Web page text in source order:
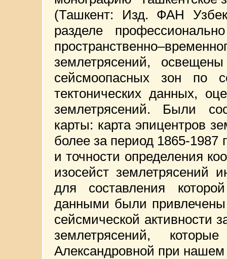
(Ташкент: Изд. ФАН
разделе
землетрясений,
сейсмоопасных зон по
тектонических данных,
землетрясений. Были
карты: карта эпицентров
более за период 1865-1987
и точности определения
изосейст землетрясений
для составления
данными были привлечены
сейсмической активности
землетрясений,
Александровной при нашем